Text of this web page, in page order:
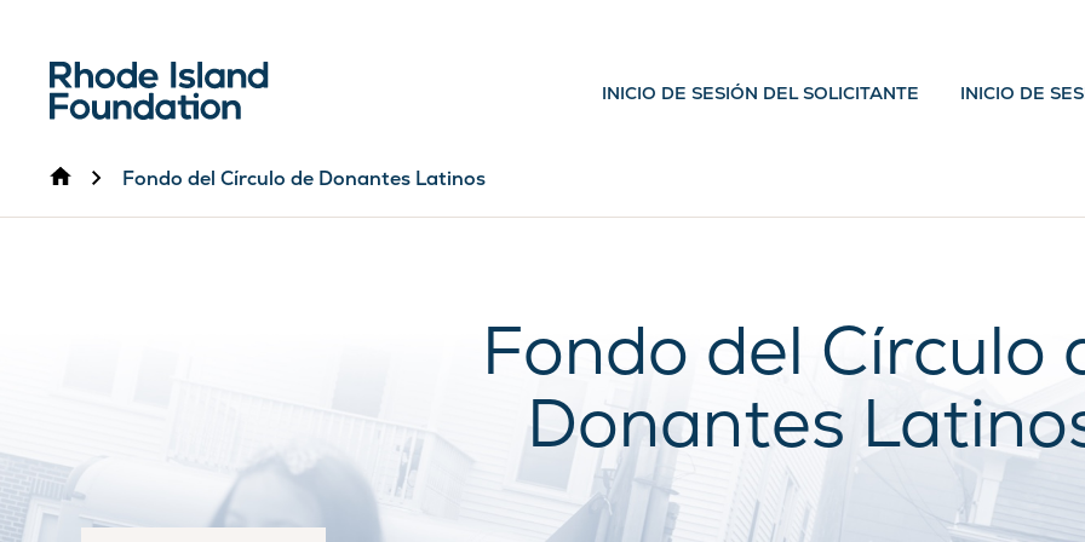
INICIO DE SESIÓN DEL SOLICITANTE INICIO DE
InicioFondo del Círculo de Donantes Latinos
Fondo del Círculo
Donantes